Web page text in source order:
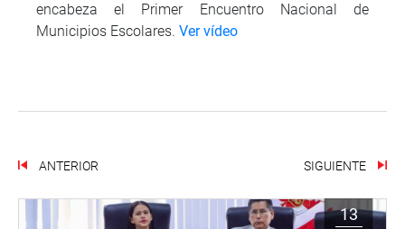
encabeza el Primer Encuentro Nacional de
Municipios Escolares. Ver vídeo
ANTERIOR SIGUIENTE
13